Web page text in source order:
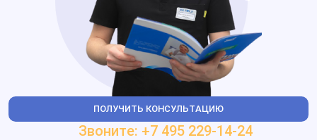
ПОЛУЧИТЬ КОНСУЛЬТАЦИЮ
Звоните: +7 495 229-14-24